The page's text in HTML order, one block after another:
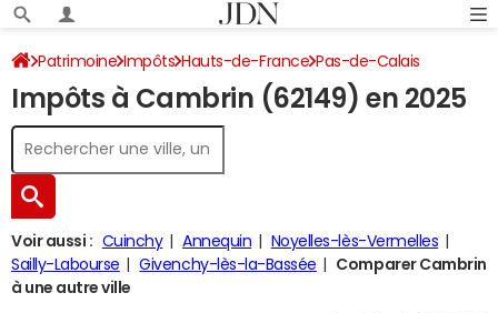
Patrimoine Impôts Hauts-de-France Pas-de-Calais
Cambrin Impôt sur le revenu
Impôts à Cambrin (62149) en 2025
Voir aussi : Cuinchy Annequin
Noyelles-lès-Vermelles
Sailly-Labourse
Givenchy-lès-la-Bassée
Comparer Cambrin
à une autre ville